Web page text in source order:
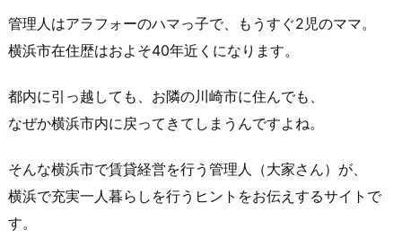
管理人はアラフォーのハマっ子で、もうすぐ2児のママ。
横浜市在住歴はおよそ40年近くになります。
都内に引っ越しても、お隣の川崎市に住んでも、
なぜか横浜市内に戻ってきてしまうんですよね。
そんな横浜市で賃貸経営を行う管理人（大家さん） が、
横浜で充実一人暮らしを行うヒントをお伝えするサイトで
す。